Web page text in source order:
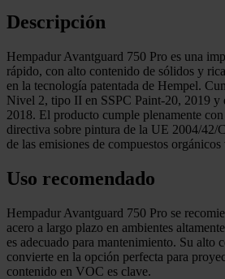
Descripción
Hempadur Avantguard 750 Pro es una
rápido, con alto contenido de sólidos y
en la tecnología patentada de Hempel.
Nivel 2, tipo II en SSPC Paint-20, 2019 y
2018. El producto cumple plenamente
directiva sobre pintura de la UE 2004/42/
de las emisiones de compuestos
Uso recomendado
Hempadur Avantguard 750 Pro se
acero a largo plazo en ambientes
es adecuado para mantenimiento. Su alto
convierte en la opción perfecta para
contenido en VOC es clave.